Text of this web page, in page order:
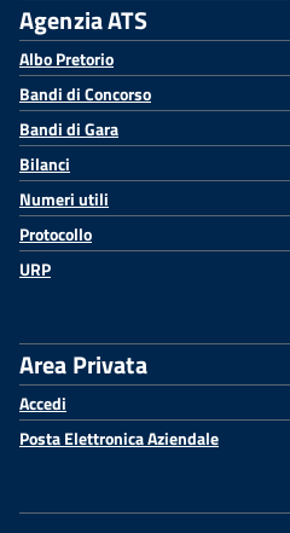
Agenzia ATS
Albo Pretorio
Bandi di Concorso
Bandi di Gara
Bilanci
Numeri utili
Protocollo
URP
Area Privata
Accedi
Posta Elettronica Aziendale